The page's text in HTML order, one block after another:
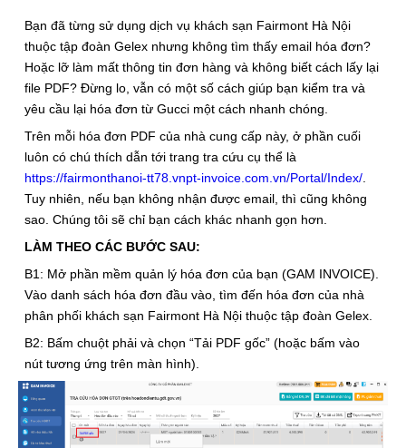
Bạn đã từng sử dụng dịch vụ khách sạn Fairmont Hà Nội
thuộc tập đoàn Gelex nhưng không tìm thấy email hóa đơn?
Hoặc lỡ làm mất thông tin đơn hàng và không biết cách lấy lại
file PDF? Đừng lo, vẫn có một số cách giúp bạn kiểm tra và
yêu cầu lại hóa đơn từ Gucci một cách nhanh chóng.
Trên mỗi hóa đơn PDF của nhà cung cấp này, ở phần cuối
luôn có chú thích dẫn tới trang tra cứu cụ thể là
https://fairmonthanoi-tt78.vnpt-invoice.com.vn/Portal/Index/
Tuy nhiên, nếu bạn không nhận được email, thì cũng không
sao. Chúng tôi sẽ chỉ bạn cách khác nhanh gọn hơn.
LÀM THEO CÁC BƯỚC SAU:
B1: Mở phần mềm quản lý hóa đơn của bạn (GAM INVOICE).
Vào danh sách hóa đơn đầu vào, tìm đến hóa đơn của nhà
phân phối khách sạn Fairmont Hà Nội thuộc tập đoàn Gelex.
B2: Bấm chuột phải và chọn “Tải PDF gốc” (hoặc bấm vào
nút tương ứng trên màn hình).